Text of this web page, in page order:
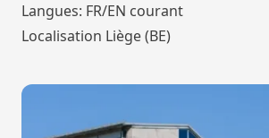
Langues: FR/EN courant
Localisation Liège (BE)